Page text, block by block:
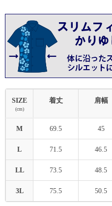
SIZE
(cm)
着丈 肩幅
M 69.5 45
L 71.5 46.5
LL 73.5 48.5
3L 75.5 50.5